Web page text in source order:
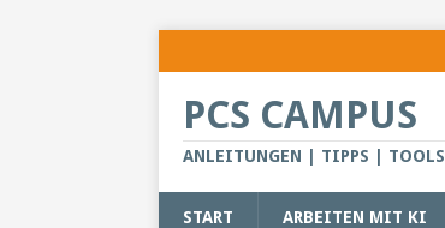
PCS CAMPUS
ANLEITUNGEN | TIPPS | TOOLS
START ARBEITEN MIT KI